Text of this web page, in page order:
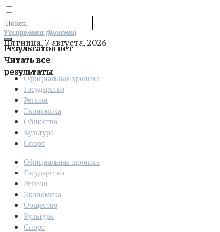
Результатов нет
Читать все
результаты
Отправить
Республика Армения
Пятница, 7 августа, 2026
Официальная хроника
Государство
Регион
Экономика
Общество
Культура
Спорт
Официальная хроника
Государство
Регион
Экономика
Общество
Культура
Спорт